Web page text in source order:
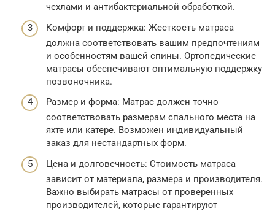
чехлами и антибактериальной обработкой.
Комфорт и поддержка: Жесткость матраса
должна соответствовать вашим предпочтениям
и особенностям вашей спины. Ортопедические
матрасы обеспечивают оптимальную поддержку
позвоночника.
Размер и форма: Матрас должен точно
соответствовать размерам спального места на
яхте или катере. Возможен индивидуальный
заказ для нестандартных форм.
Цена и долговечность: Стоимость матраса
зависит от материала, размера и производителя.
Важно выбирать матрасы от проверенных
производителей, которые гарантируют